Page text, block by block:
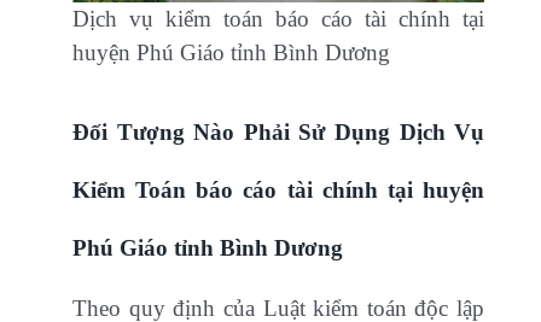
Dịch vụ kiểm toán báo cáo tài chính tại
huyện Phú Giáo tỉnh Bình Dương
Đối Tượng Nào Phải Sử Dụng Dịch Vụ
Kiểm Toán báo cáo tài chính tại huyện
Phú Giáo tỉnh Bình Dương
Theo quy định của Luật kiểm toán độc lập